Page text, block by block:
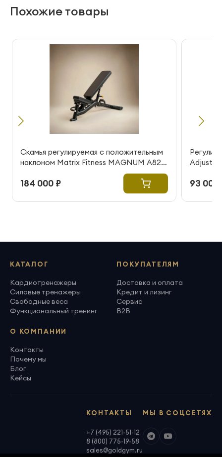
Похожие товары
Скамья регулируемая с положительным
наклоном Matrix Fitness MAGNUM A82
184 000 ₽ 93 000
КАТАЛОГ
Кардиотренажеры
Силовые тренажеры
Свободные веса
Функциональный тренинг
ПОКУПАТЕЛЯМ
Доставка и оплата
Кредит и лизинг
Сервис
B2B
О КОМПАНИИ
Контакты
Почему мы
Блог
Кейсы
МЫ В СОЦСЕТЯХ
КОНТАКТЫ
+7 (495) 221-51-12
8 (800) 775-19-58
sales@goldgym.ru